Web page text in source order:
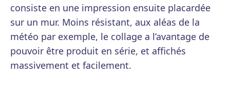
consiste en une impression ensuite placardée
sur un mur. Moins résistant, aux aléas de la
météo par exemple, le collage a l’avantage de
pouvoir être produit en série, et affichés
massivement et facilement.